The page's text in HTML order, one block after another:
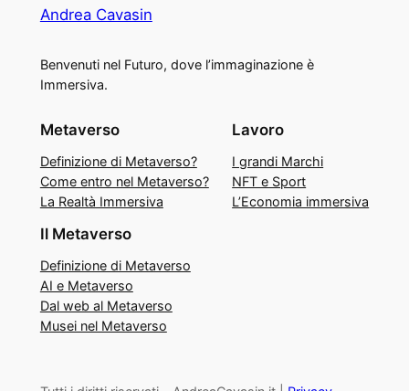
Andrea Cavasin
Benvenuti nel Futuro, dove l’immaginazione è
Immersiva.
Metaverso
Definizione di Metaverso?
Come entro nel Metaverso?
La Realtà Immersiva
Lavoro
I grandi Marchi
NFT e Sport
L’Economia immersiva
Il Metaverso
Definizione di Metaverso
AI e Metaverso
Dal web al Metaverso
Musei nel Metaverso